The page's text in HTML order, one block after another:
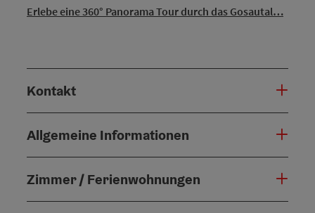
Erlebe eine 360° Panorama Tour durch das Gosautal…
Kontakt
Allgemeine Informationen
Zimmer / Ferienwohnungen